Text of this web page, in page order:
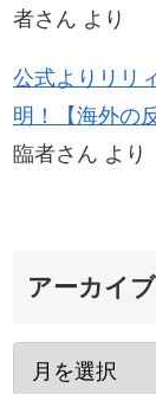
者さん より
公式よりリリ
明！【海外の
臨者さん より
アーカイブ